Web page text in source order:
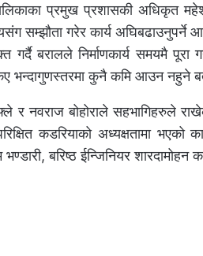
प्रमुख प्रशासकी
सम्झौता गरेर कार्य
गर्दै बरालले निर्माणकार्य समयमै
भन्दागुणस्तरमा कुनै कमि आउन नहुने
र नवराज बोहोराले सहभागिहरुले
कडरियाको अध्यक्षतामा
बरिष्ठ ईन्जिनियर शारदामोहन